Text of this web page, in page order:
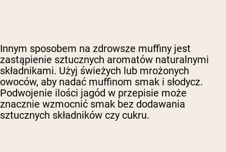
Innym sposobem na zdrowsze muffiny jest
zastąpienie sztucznych aromatów naturalnymi
składnikami. Użyj świeżych lub mrożonych
owoców, aby nadać muffinom smak i słodycz.
Podwojenie ilości jagód w przepisie może
znacznie wzmocnić smak bez dodawania
sztucznych składników czy cukru.